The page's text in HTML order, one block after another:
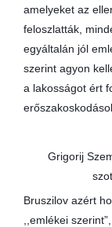
amelyeket az
feloszlatták,
egyáltalán jól
szerint agyon
a lakosságot ért
Grigorij
Bruszilov azért
,,emlékei